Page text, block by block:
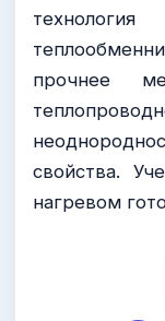
прочнее
свойства.
нагревом